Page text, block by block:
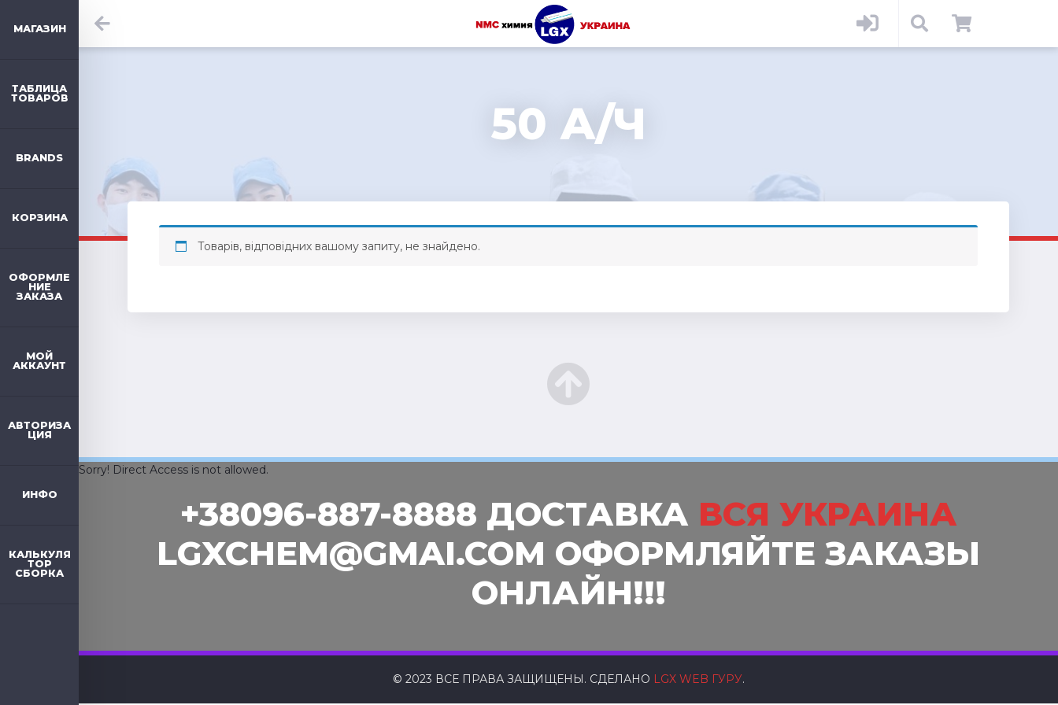
МАГАЗИН
ТАБЛИЦА
ТОВАРОВ
BRANDS
КОРЗИНА
ОФОРМЛЕ
НИЕ
ЗАКАЗА
МОЙ
АККАУНТ
АВТОРИЗА
ЦИЯ
ИНФО
КАЛЬКУЛЯ
ТОР
СБОРКА
50 А/Ч
Товарів, відповідних вашому запиту, не знайдено.
+38096-887-8888 ДОСТАВКА ВСЯ УКРАИНА
LGXCHEM@GMAI.COM ОФОРМЛЯЙТЕ ЗАКАЗЫ
ОНЛАЙН!!!
Sorry! Direct Access is not allowed.
© 2023 ВСЕ ПРАВА ЗАЩИЩЕНЫ. СДЕЛАНО LGX WEB ГУРУ.